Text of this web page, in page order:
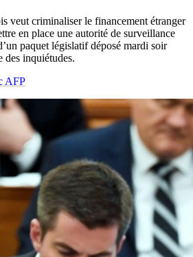
veut criminaliser le financement étranger
en place une autorité de surveillance
paquet législatif déposé mardi soir
des inquiétudes.
AFP